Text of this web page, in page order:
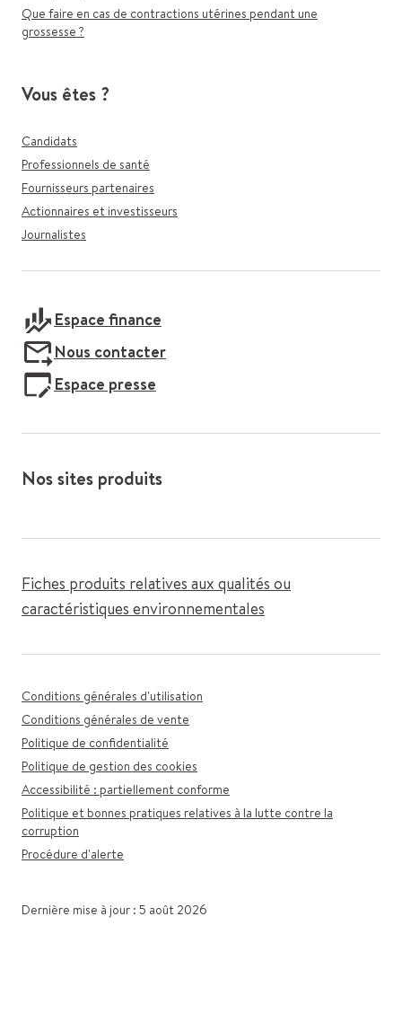
Que faire en cas de contractions utérines pendant une
grossesse ?
Vous êtes ?
Candidats
Professionnels de santé
Fournisseurs partenaires
Actionnaires et investisseurs
Journalistes
Espace finance
Nous contacter
Espace presse
Nos sites produits
Fiches produits relatives aux qualités ou
caractéristiques environnementales
Conditions générales d'utilisation
Conditions générales de vente
Politique de confidentialité
Politique de gestion des cookies
Accessibilité : partiellement conforme
Politique et bonnes pratiques relatives à la lutte contre la
corruption
Procédure d'alerte
Dernière mise à jour : 5 août 2026